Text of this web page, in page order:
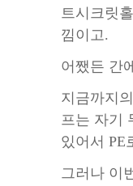
트시크릿
낌이고.
어쨌든 간
지금까지
프는 자기
있어서
그러나 이